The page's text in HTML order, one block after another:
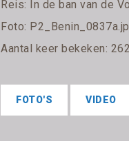
Reis: In de ban van de
Foto:
Aantal keer bekeken:
FOTO'S VIDEO